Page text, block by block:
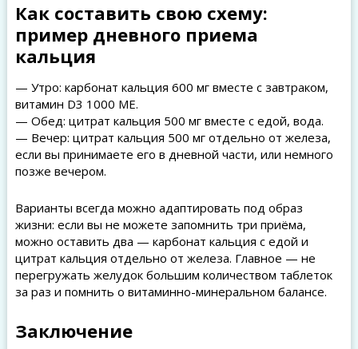
Как составить свою схему:
пример дневного приема
кальция
— Утро: карбонат кальция 600 мг вместе с завтраком,
витамин D3 1000 МЕ.
— Обед: цитрат кальция 500 мг вместе с едой, вода.
— Вечер: цитрат кальция 500 мг отдельно от железа,
если вы принимаете его в дневной части, или немного
позже вечером.
Варианты всегда можно адаптировать под образ
жизни: если вы не можете запомнить три приёма,
можно оставить два — карбонат кальция с едой и
цитрат кальция отдельно от железа. Главное — не
перегружать желудок большим количеством таблеток
за раз и помнить о витаминно-минеральном балансе.
Заключение